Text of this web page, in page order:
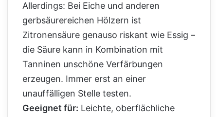
Allerdings: Bei Eiche und anderen
gerbsäurereichen Hölzern ist
Zitronensäure genauso riskant wie Essig –
die Säure kann in Kombination mit
Tanninen unschöne Verfärbungen
erzeugen. Immer erst an einer
unauffälligen Stelle testen.
Geeignet für: Leichte, oberflächliche